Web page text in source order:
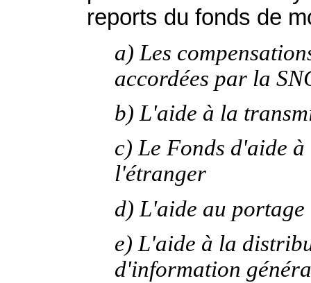
reports du fonds de
a) Les
accordées par la
b) L'aide à la
c) Le Fonds d'aide
l'étranger
d) L'aide au portage
e) L'aide à la
d'information